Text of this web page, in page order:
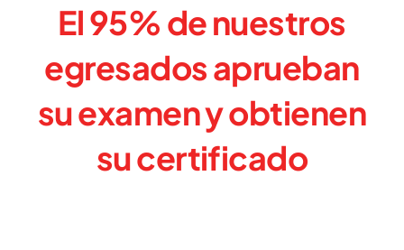
El 95% de nuestros
egresados aprueban
su examen yobtienen
su certificado